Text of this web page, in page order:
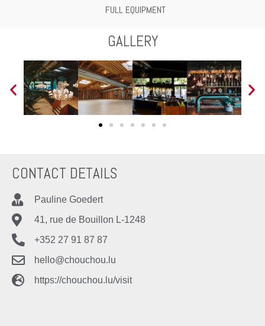
FULL EQUIPMENT
GALLERY
CONTACT DETAILS
Pauline Goedert
41, rue de Bouillon L-1248
+352 27 91 87 87
hello@chouchou.lu
https://chouchou.lu/visit